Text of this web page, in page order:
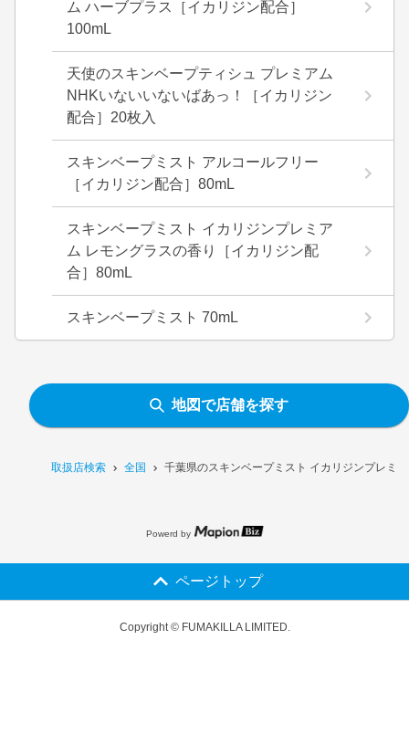
取扱店検索 全国 千葉県のスキンベープミスト イカリジンプレミ
ム ハーブプラス［イカリジン配合］
100mL
天使のスキンベープティシュ プレミアム
NHKいないいないばあっ！［イカリジン
配合］20枚入
スキンベープミスト アルコールフリー
［イカリジン配合］80mL
スキンベープミスト イカリジンプレミア
ム レモングラスの香り［イカリジン配
合］80mL
スキンベープミスト 70mL
地図で店舗を探す
Powerd by
ページトップ
Copyright © FUMAKILLA LIMITED.